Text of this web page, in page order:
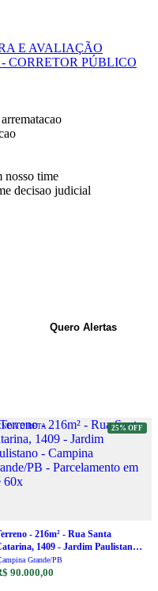
E AVALIAÇÃO
CORRETOR PÚBLICO
nosso time
decisao judicial
Quero Alertas
DIRETA 25% OFF
- 216m² - Rua Santa
1409 - Jardim Paulistano -
Grande/PB - Parcelamento
até 60x
Grande/PB
90.000,00